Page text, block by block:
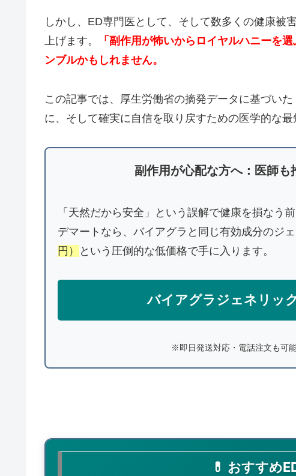
しかし、ED専門医として、そして数多くの健康被
上げます。
「副作用が怖いからロイヤルハニーを
ンブルかもしれません。
この記事では、厚生労働省の摘発データに基づい
に、そして確実に自信を取り戻すための医学的な最
副作用が心配な方へ：医師
「天然だから安全」という誤解で健康を損なう
デマートなら、バイアグラと同じ有効成分のジ
円）
という圧倒的な低価格で手に入ります。
バイアグラジェネリッ
※即日発送対応・電話注文も可
💊 おすすめ